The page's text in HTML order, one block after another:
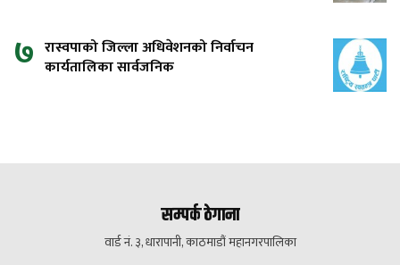
७ रास्वपाको जिल्ला अधिवेशनको निर्वाचन
कार्यतालिका सार्वजनिक
सम्पर्क ठेगाना
वार्ड नं. ३, धारापानी, काठमाडौं महानगरपालिका